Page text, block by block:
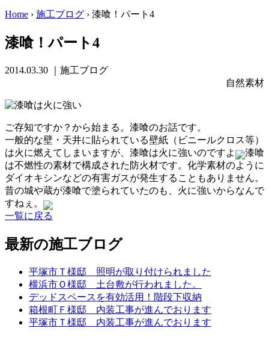
Home › 施工ブログ › 漆喰！パート4
漆喰！パート4
2014.03.30
｜施工ブログ
自然素材
ご存知ですか？から始まる。漆喰のお話です。
一般的な壁・天井に貼られている壁紙（ビニールクロス等）
は火に燃えてしまいますが、漆喰は火に強いのですよ
漆喰
は不燃性の素材で構成された防火材です。化学素材のように
ダイオキシンなどの有害ガスが発生することもありません。
昔の城や蔵が漆喰で塗られていたのも、火に強いからなんで
すねぇ。
一覧に戻る
最新の施工ブログ
平塚市Ｔ様邸 照明が取り付けられました
横浜市Ｏ様邸 土台敷が行われました。
デッドスペースを有効活用！階段下収納
箱根町Ｆ様邸 内装工事が進んでおります
平塚市Ｔ様邸 内装工事が進んでおります